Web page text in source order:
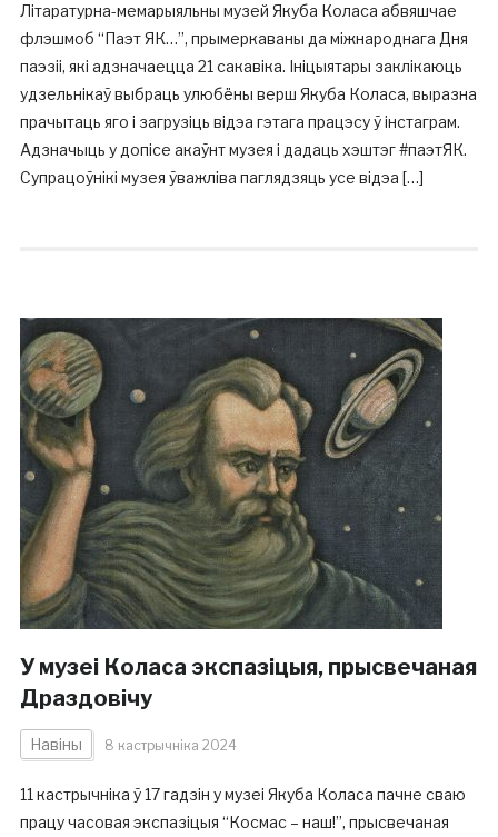
Літаратурна-мемарыяльны музей Якуба Коласа абвяшчае
флэшмоб “Паэт ЯК…”, прымеркаваны да міжнароднага Дня
паэзіі, які адзначаецца 21 сакавіка. Ініцыятары заклікаюць
удзельнікаў выбраць улюбёны верш Якуба Коласа, выразна
прачытаць яго і загрузіць відэа гэтага працэсу ў інстаграм.
Адзначыць у допісе акаўнт музея і дадаць хэштэг #паэтЯК.
Супрацоўнікі музея ўважліва паглядзяць усе відэа […]
У музеі Коласа экспазіцыя, прысвечаная
Драздовічу
Навіны 8 кастрычніка 2024
11 кастрычніка ў 17 гадзін у музеі Якуба Коласа пачне сваю
працу часовая экспазіцыя “Космас – наш!”, прысвечаная